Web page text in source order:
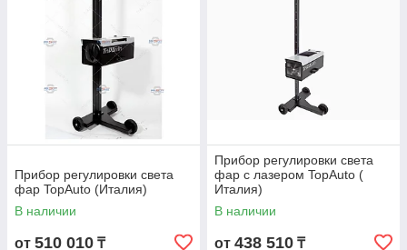
Прибор регулировки света
фар TopAuto (Италия)
В наличии
от 510 010 ₸
Прибор регулировки света
фар с лазером TopAuto (
Италия)
В наличии
от 438 510 ₸